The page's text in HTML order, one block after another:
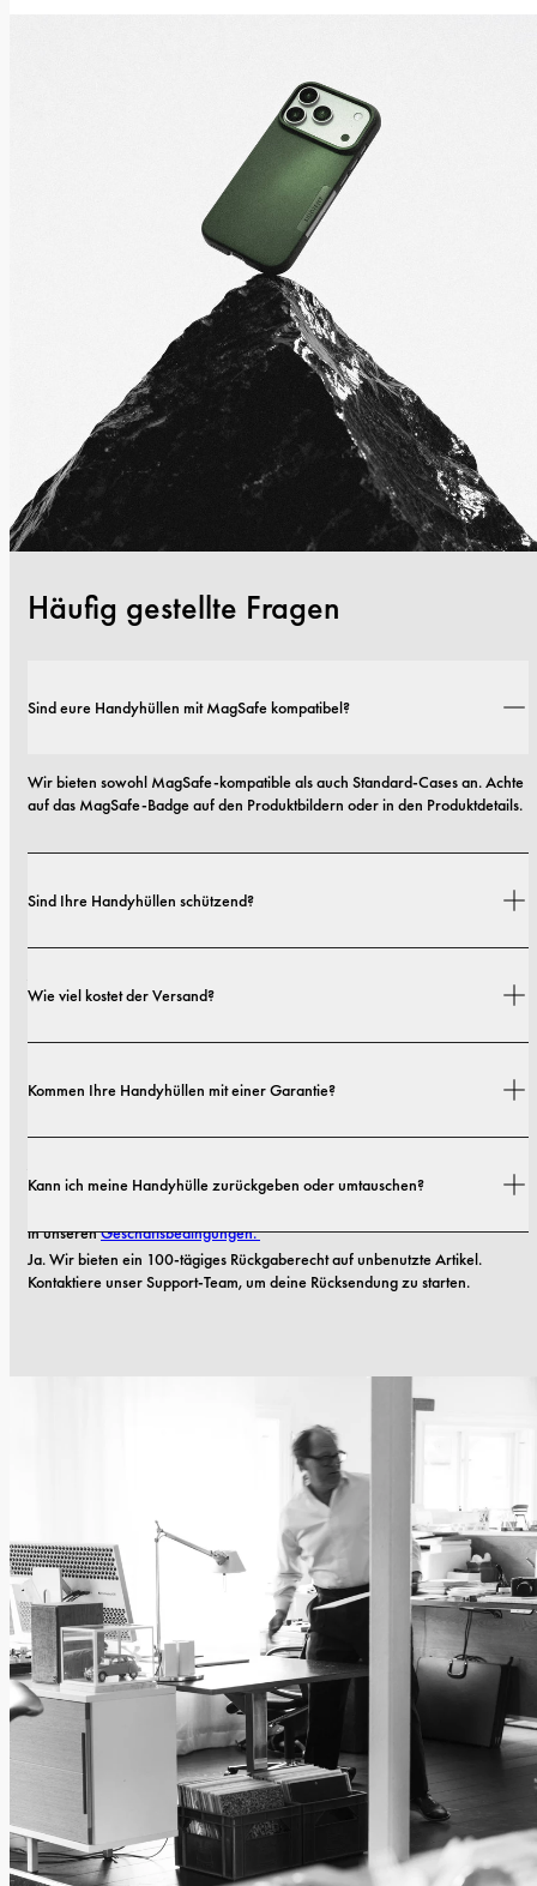
Häufig gestellte Fragen
Sind eure Handyhüllen mit MagSafe kompatibel?
Wir bieten sowohl MagSafe-kompatible als auch Standard-Cases an. Achte
auf das MagSafe-Badge auf den Produktbildern oder in den Produktdetails.
Sind Ihre Handyhüllen schützend?
Optionen von schlanken Profilen bis hin zu besonders robusten
Wie viel kostet der Versand?
Details findest du in unserer Versandrichtlinie.
Kommen Ihre Handyhüllen mit einer Garantie?
Ihre Case innerhalb der ersten 12 Monate nach dem Kauf Material- oder
in unseren Geschäftsbedingungen.
Kann ich meine Handyhülle zurückgeben oder umtauschen?
Ja. Wir bieten ein 100-tägiges Rückgaberecht auf unbenutzte Artikel.
Kontaktiere unser Support-Team, um deine Rücksendung zu starten.